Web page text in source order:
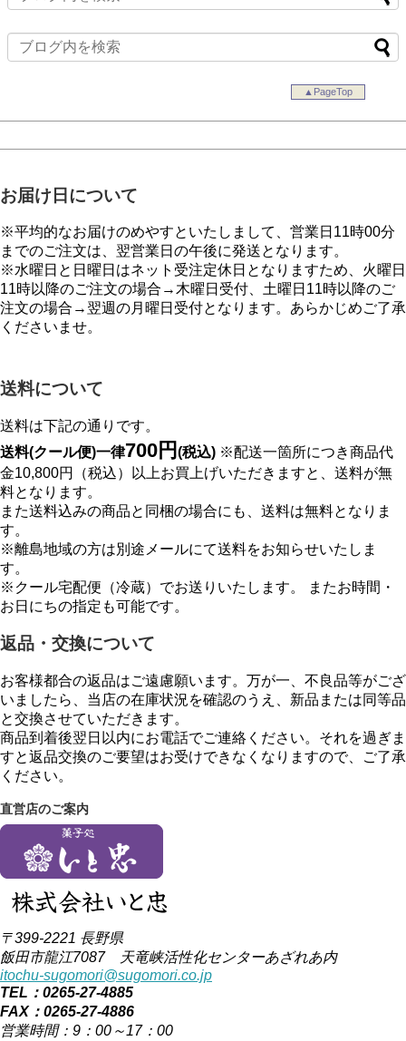
▲PageTop
お届け日について
※平均的なお届けのめやすといたしまして、営業日11時00分
までのご注文は、翌営業日の午後に発送となります。
※水曜日と日曜日はネット受注定休日となりますため、火曜日
11時以降のご注文の場合→木曜日受付、土曜日11時以降のご
注文の場合→翌週の月曜日受付となります。あらかじめご了承
くださいませ。
送料について
送料は下記の通りです。
送料(クール便)一律700円 (税込) ※配送一箇所につき商品代
金10,800円（税込）以上お買上げいただきますと、送料が無
料となります。
また送料込みの商品と同梱の場合にも、送料は無料となりま
す。
※離島地域の方は別途メールにて送料をお知らせいたしま
す。
※クール宅配便（冷蔵）でお送りいたします。 またお時間・
お日にちの指定も可能です。
返品・交換について
お客様都合の返品はご遠慮願います。万が一、不良品等がござ
いましたら、当店の在庫状況を確認のうえ、新品または同等品
と交換させていただきます。
商品到着後翌日以内にお電話でご連絡ください。それを過ぎま
すと返品交換のご要望はお受けできなくなりますので、ご了承
ください。
直営店のご案内
〒399-2221 長野県
飯田市龍江7087 天竜峡活性化センターあざれあ内
itochu-sugomori@sugomori.co.jp
TEL：0265-27-4885
FAX：0265-27-4886
営業時間：9：00～17：00